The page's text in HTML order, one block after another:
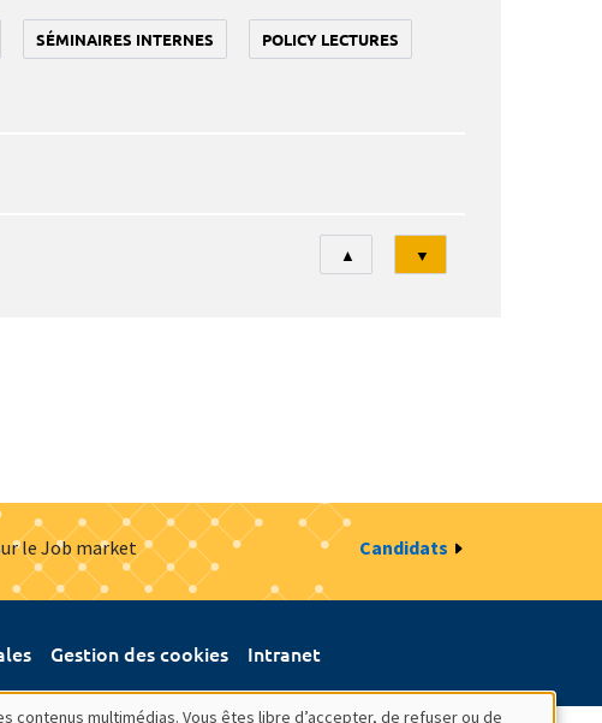
SÉMINAIRES INTERNES POLICY LECTURES
Tri
▲ ▼
le Job market Candidats
Gestion des cookies Intranet
multimédias. Vous êtes libre d’accepter, de refuser ou de